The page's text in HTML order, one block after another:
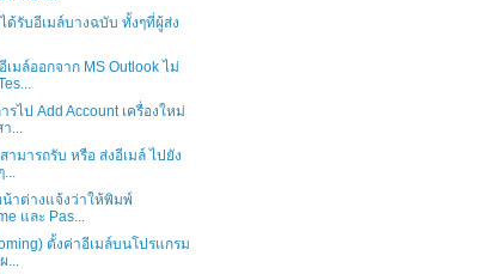
ด้รับอีเมล์บางฉบับ ทั้งๆที่ผู้ส่ง
มล์ออกจาก MS Outlook ไม่
ไป Add Account เครื่องใหม่
...
มารถรับ หรือ ส่งอีเมล์ ไปยัง
...
าต่างแจ้งว่าให้พิมพ์
และ Pas...
ตั้งค่าอีเมล์บนโปรแกรม
...